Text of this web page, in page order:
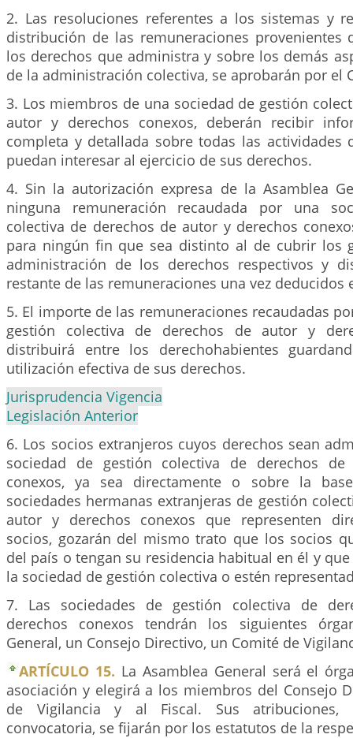
2. Las resoluciones referentes a los sistemas y
distribución de las remuneraciones provenientes
los derechos que administra y sobre los demás
de la administración colectiva, se aprobarán por el
3. Los miembros de una sociedad de gestión
autor y derechos conexos, deberán recibir
completa y detallada sobre todas las actividades
puedan interesar al ejercicio de sus derechos.
4. Sin la autorización expresa de la Asamblea
ninguna remuneración recaudada por una
colectiva de derechos de autor y derechos
para ningún fin que sea distinto al de cubrir los
administración de los derechos respectivos y
restante de las remuneraciones una vez deducidos
5. El importe de las remuneraciones recaudadas
gestión colectiva de derechos de autor y
distribuirá entre los derechohabientes
utilización efectiva de sus derechos.
Jurisprudencia Vigencia
Legislación Anterior
6. Los socios extranjeros cuyos derechos sean
sociedad de gestión colectiva de derechos
conexos, ya sea directamente o sobre la
sociedades hermanas extranjeras de gestión
autor y derechos conexos que representen
socios, gozarán del mismo trato que los socios
del país o tengan su residencia habitual en él y
la sociedad de gestión colectiva o estén
7. Las sociedades de gestión colectiva de
derechos conexos tendrán los siguientes
General, un Consejo Directivo, un Comité de
ARTÍCULO 15. La Asamblea General será el
asociación y elegirá a los miembros del Consejo
de Vigilancia y al Fiscal. Sus atribuciones,
convocatoria, se fijarán por los estatutos de la